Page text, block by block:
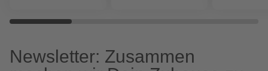
Newsletter: Zusammen